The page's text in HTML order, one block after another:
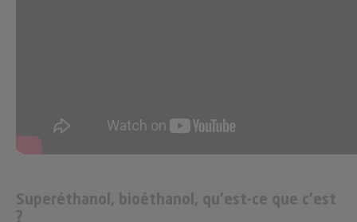
Superéthanol, bioéthanol, qu’est-ce que c’est
?